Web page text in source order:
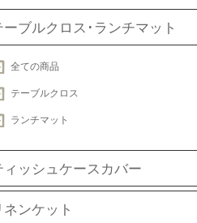
ーブルクロス･ランチマット
全ての商品
テーブルクロス
ランチマット
ィッシュケースカバー
ネンケット